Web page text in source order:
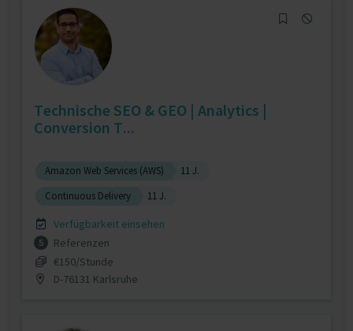
Technische SEO & GEO | Analytics |
Conversion T...
Amazon Web Services (AWS)
11 J.
Continuous Delivery
11 J.
Verfügbarkeit einsehen
5
Referenzen
€150/Stunde
D-76131 Karlsruhe